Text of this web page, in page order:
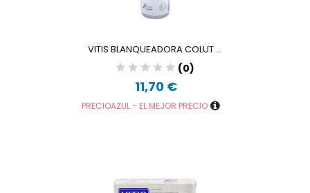
VITIS BLANQUEADORA COLUT ...
(0)
11,70 €
PRECIOAZUL - EL MEJOR PRECIO